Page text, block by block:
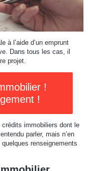
à l’aide d’un emprunt
Dans tous les cas, il
projet.
!
!
immobiliers dont le
parler, mais n’en
renseignements